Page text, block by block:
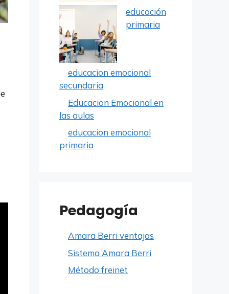
educación
primaria
educacion emocional
secundaria
Educacion Emocional en
las aulas
educacion emocional
primaria
Pedagogía
Amara Berri ventajas
Sistema Amara Berri
Método freinet